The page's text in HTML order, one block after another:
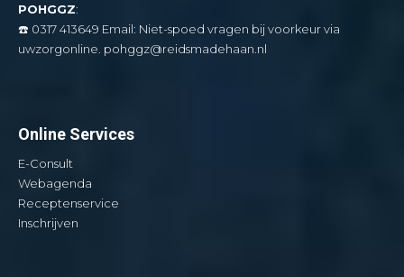
POHGGZ:
☎️ 0317 413649 Email: Niet-spoed vragen bij voorkeur via
uwzorgonline. pohggz@reidsmadehaan.nl
Online Services
E-Consult
Webagenda
Receptenservice
Inschrijven